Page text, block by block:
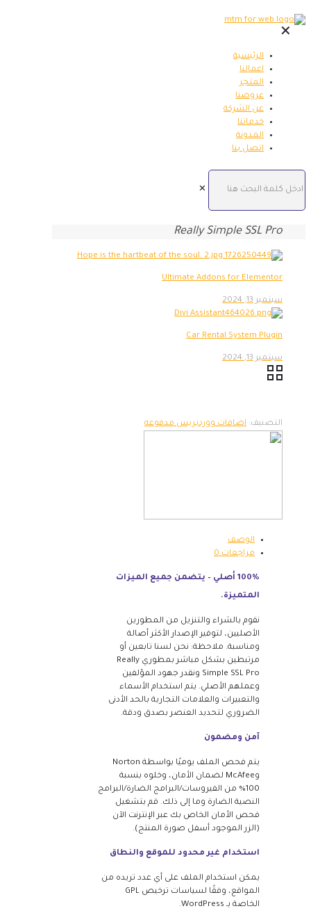
✕
الرئيسية
اعمالنا
المتجر
عروضنا
عن الشركة
خدماتنا
المدونة
اتصل بنا
✕
Really Simple SSL Pro
Ultimate Addons for Elementor
سبتمبر 13, 2024
Car Rental System Plugin
سبتمبر 13, 2024
التصنيف: اضافات ووردبريس مدفوعه
الوصف
مراجعات0
100% أصلي – يتضمن جميع الميزات
المتميزة.
نقوم بالشراء والتنزيل من المطورين
الأصليين، لتوفير الإصدار الأكثر أصالة
ومناسبة. ملاحظة: نحن لسنا تابعين أو
مرتبطين بشكل مباشر بمطوري Really
Simple SSL Pro ونقدر جهود المؤلفين
وعملهم الأصلي. يتم استخدام الأسماء
والتعبيرات والعلامات التجارية بالحد الأدنى
الضروري لتحديد العنصر بصدق ودقة.
آمن ومضمون
يتم فحص الملف يوميًا بواسطة Norton
وMcAfee لضمان الأمان، وخلوه بنسبة
100% من الفيروسات/البرامج الضارة/البرامج
النصية الضارة وما إلى ذلك. قم بتشغيل
فحص الأمان الخاص بك عبر الإنترنت الآن
(الزر الموجود أسفل صورة المنتج).
استخدام غير محدود للموقع والنطاق
يمكن استخدام الملف على أي عدد تريده من
المواقع، وفقًا لسياسات ترخيص GPL
الخاصة بـ WordPress.